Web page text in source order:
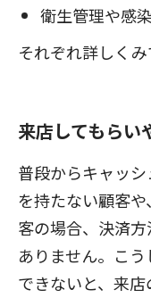
衛生管理や感
それぞれ詳しくみ
来店してもらい
普段からキャッ
を持たない顧客
客の場合、決済
ありません。こ
できないと、来